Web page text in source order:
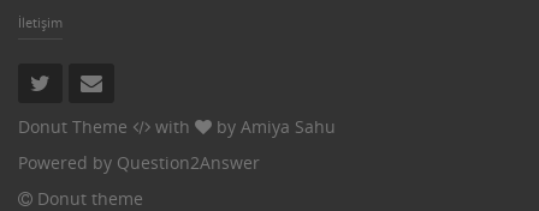
İletişim
Donut Theme with by Amiya Sahu
Powered by Question2Answer
Donut theme